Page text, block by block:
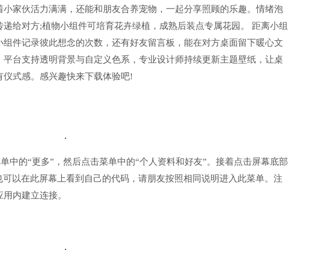
家伙活力满满，还能和朋友合养宠物，一起分享照顾的乐趣。情绪泡
给对方;植物小组件可培育花卉绿植，成熟后装点专属花园。 距离小组
件记录彼此想念的次数，还有好友留言板，能在对方桌面留下暖心文
台支持透明背景与自定义色系，专业设计师持续更新主题壁纸，让桌
式感。感兴趣快来下载体验吧!
中的“更多”，然后点击菜单中的“个人资料和好友”。接着点击屏幕底部
以在此屏幕上看到自己的代码，请朋友按照相同说明进入此菜单。注
内建立连接。